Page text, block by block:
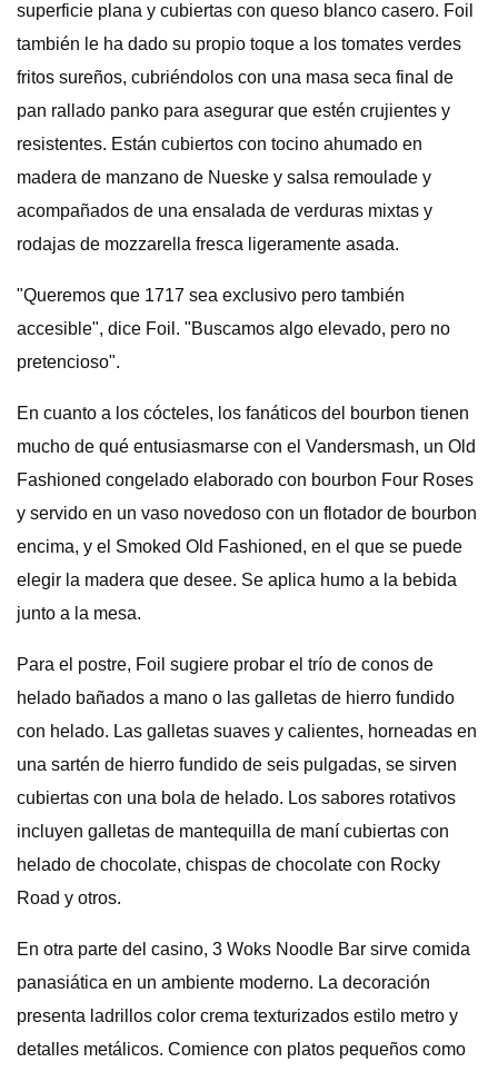
superficie plana y cubiertas con queso blanco casero. Foil
también le ha dado su propio toque a los tomates verdes
fritos sureños, cubriéndolos con una masa seca final de
pan rallado panko para asegurar que estén crujientes y
resistentes. Están cubiertos con tocino ahumado en
madera de manzano de Nueske y salsa remoulade y
acompañados de una ensalada de verduras mixtas y
rodajas de mozzarella fresca ligeramente asada.
"Queremos que 1717 sea exclusivo pero también
accesible", dice Foil. "Buscamos algo elevado, pero no
pretencioso".
En cuanto a los cócteles, los fanáticos del bourbon tienen
mucho de qué entusiasmarse con el Vandersmash, un Old
Fashioned congelado elaborado con bourbon Four Roses
y servido en un vaso novedoso con un flotador de bourbon
encima, y ​​el Smoked Old Fashioned, en el que se puede
elegir la madera que desee. Se aplica humo a la bebida
junto a la mesa.
Para el postre, Foil sugiere probar el trío de conos de
helado bañados a mano o las galletas de hierro fundido
con helado. Las galletas suaves y calientes, horneadas en
una sartén de hierro fundido de seis pulgadas, se sirven
cubiertas con una bola de helado. Los sabores rotativos
incluyen galletas de mantequilla de maní cubiertas con
helado de chocolate, chispas de chocolate con Rocky
Road y otros.
En otra parte del casino, 3 Woks Noodle Bar sirve comida
panasiática en un ambiente moderno. La decoración
presenta ladrillos color crema texturizados estilo metro y
detalles metálicos. Comience con platos pequeños como